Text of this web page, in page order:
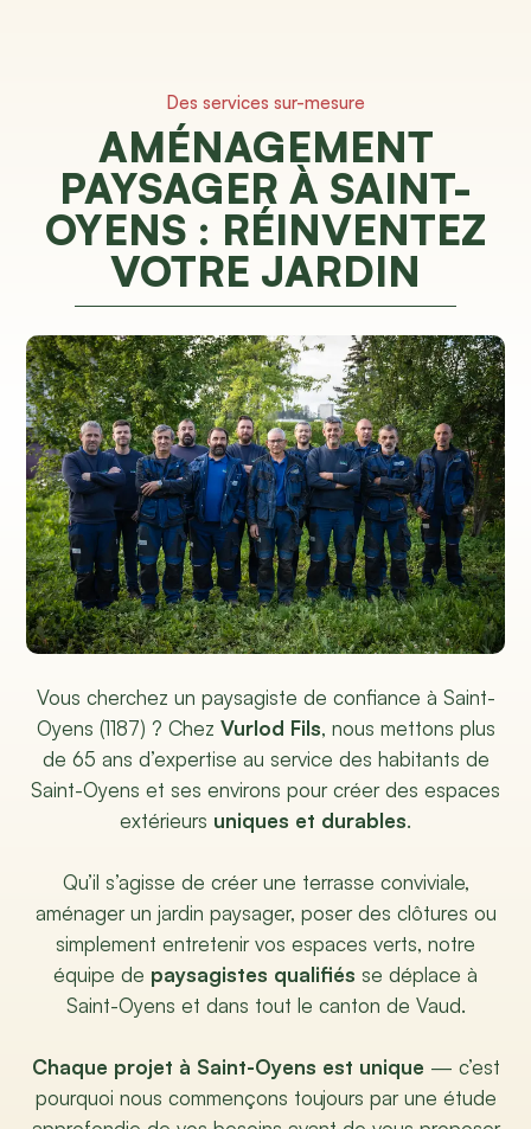
Des services sur-mesure
AMÉNAGEMENT
PAYSAGER À SAINT-
OYENS : RÉINVENTEZ
VOTRE JARDIN
Vous cherchez un paysagiste de confiance à Saint-
Oyens (1187) ? Chez Vurlod Fils, nous mettons plus
de 65 ans d’expertise au service des habitants de
Saint-Oyens et ses environs pour créer des espaces
extérieurs uniques et durables.
Qu’il s’agisse de créer une terrasse conviviale,
aménager un jardin paysager, poser des clôtures ou
simplement entretenir vos espaces verts, notre
équipe de paysagistes qualifiés se déplace à
Saint-Oyens et dans tout le canton de Vaud.
Chaque projet à Saint-Oyens est unique — c’est
pourquoi nous commençons toujours par une étude